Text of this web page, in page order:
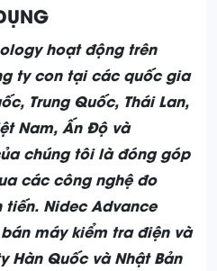
hoạt động trên
ty con tại các quốc gia
Trung Quốc, Thái Lan,
Nam, Ấn Độ và
chúng tôi là đóng góp
các công nghệ đo
Nidec Advance
máy kiểm tra điện và
Hàn Quốc và Nhật Bản